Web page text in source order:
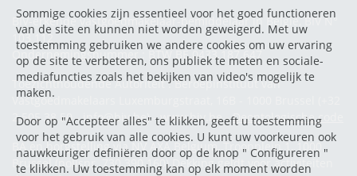
Sommige cookies zijn essentieel voor het goed functioneren
van de site en kunnen niet worden geweigerd. Met uw
toestemming gebruiken we andere cookies om uw ervaring
op de site te verbeteren, ons publiek te meten en sociale-
mediafuncties zoals het bekijken van video's mogelijk te
maken.
Door op "Accepteer alles" te klikken, geeft u toestemming
voor het gebruik van alle cookies. U kunt uw voorkeuren ook
nauwkeuriger definiëren door op de knop " Configureren "
te klikken. Uw toestemming kan op elk moment worden
BIV-erkende vastgoedmakelaar-bemiddelaar in België, BIV N°
103 112
Ondernemingsnummer : BTW BE.0433.187.647
Toezichthoudende Autoriteit : Beroepinstituut van
Vastgoedmakelaars Luxemburgstraat, 16B - 1000 Brussel (+32
2 505 38 50 - info@biv.be) -www.biv.be-Deontologische code
BA en borgstelling via NV AXA Belgium, Troonplein 1, 1000
Brussel (polisnr. 730.390.160) Dekking geldt voor activiteiten